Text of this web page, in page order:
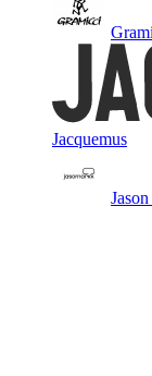
Jacquemus